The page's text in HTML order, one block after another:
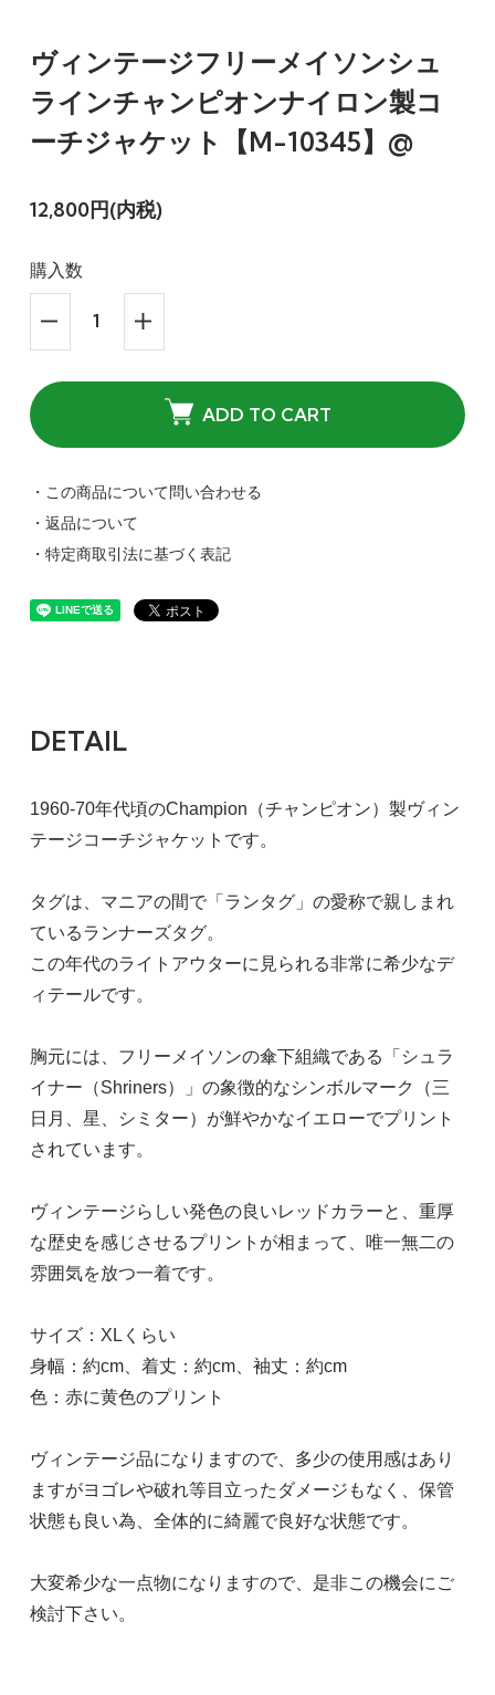
ヴィンテージフリーメイソンシュ
ラインチャンピオンナイロン製コ
ーチジャケット【M-10345】@
12,800円(内税)
購入数
ADD TO CART
・この商品について問い合わせる
・返品について
・特定商取引法に基づく表記
DETAIL
1960-70年代頃のChampion（チャンピオン）製ヴィン
テージコーチジャケットです。
タグは、マニアの間で「ランタグ」の愛称で親しまれ
ているランナーズタグ。
この年代のライトアウターに見られる非常に希少なデ
ィテールです。
胸元には、フリーメイソンの傘下組織である「シュラ
イナー（Shriners）」の象徴的なシンボルマーク（三
日月、星、シミター）が鮮やかなイエローでプリント
されています。
ヴィンテージらしい発色の良いレッドカラーと、重厚
な歴史を感じさせるプリントが相まって、唯一無二の
雰囲気を放つ一着です。
サイズ：XLくらい
身幅：約cm、着丈：約cm、袖丈：約cm
色：赤に黄色のプリント
ヴィンテージ品になりますので、多少の使用感はあり
ますがヨゴレや破れ等目立ったダメージもなく、保管
状態も良い為、全体的に綺麗で良好な状態です。
大変希少な一点物になりますので、是非この機会にご
検討下さい。